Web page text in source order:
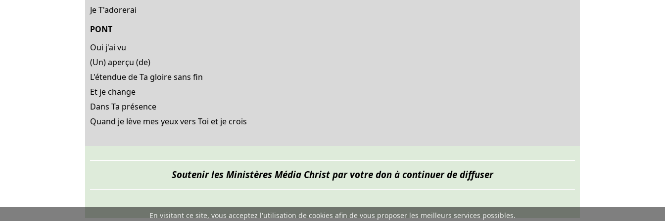
Je T'adorerai
PONT
Oui j'ai vu
(Un) aperçu (de)
L'étendue de Ta gloire sans fin
Et je change
Dans Ta présence
Quand je lève mes yeux vers Toi et je crois
Soutenir les Ministères Média Christ par votre don à continuer de diffuser
En visitant ce site, vous acceptez l'utilisation de cookies afin de vous proposer les meilleurs services possibles.